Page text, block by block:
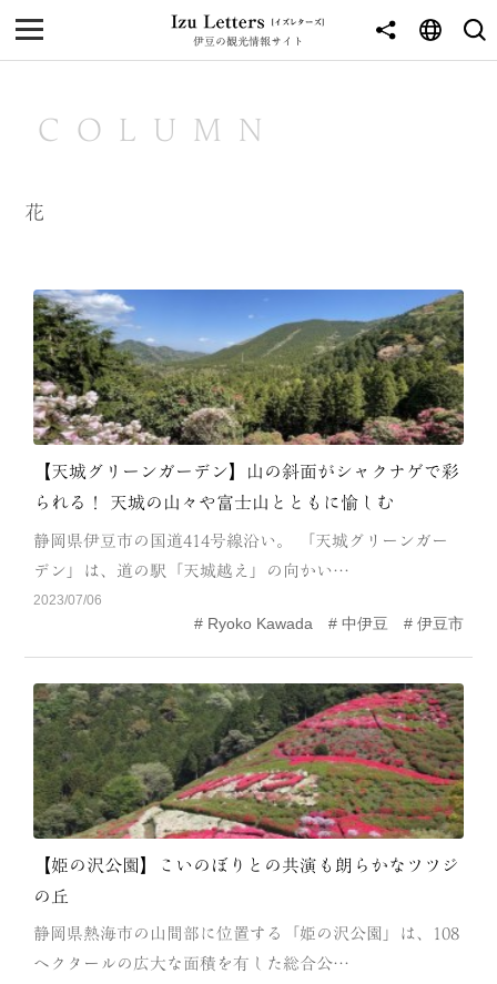
伊豆の観光情報サイト
MENU
NEWS
JOURNEY
西伊豆
南伊豆
北伊豆
中伊豆
CATEGORY
海 岬
池・滝・川 山・公園・棚田
町並み 観光施設
動物と触れ合える場所 カフェ・スイーツ
神社仏閣 食
洞窟・島
ABOUT
COLUMN
花
【天城グリーンガーデン】山の斜面がシャクナゲで彩
られる！ 天城の山々や富士山とともに愉しむ
静岡県伊豆市の国道414号線沿い。 「天城グリーンガー
デン」は、道の駅「天城越え」の向かい…
2023/07/06
Ryoko Kawada 中伊豆 伊豆市
【姫の沢公園】こいのぼりとの共演も朗らかなツツジ
の丘
静岡県熱海市の山間部に位置する「姫の沢公園」は、108
ヘクタールの広大な面積を有した総合公…